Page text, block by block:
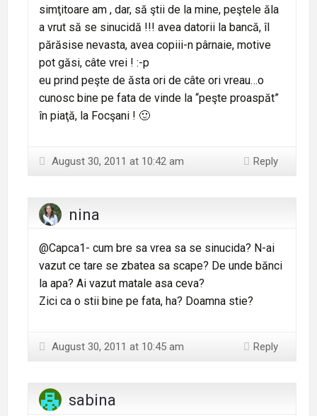
simţitoare am , dar, să ştii de la mine, peştele ăla
a vrut să se sinucidă !!! avea datorii la bancă, îl
părăsise nevasta, avea copiii-n pârnaie, motive
pot găsi, câte vrei ! :-p
eu prind peşte de ăsta ori de câte ori vreau…o
cunosc bine pe fata de vinde la “peşte proaspăt”
în piaţă, la Focşani ! 🙂
August 30, 2011 at 10:42 am Reply
nina
@Capca1- cum bre sa vrea sa se sinucida? N-ai
vazut ce tare se zbatea sa scape? De unde bănci
la apa? Ai vazut matale asa ceva?
Zici ca o stii bine pe fata, ha? Doamna stie?
August 30, 2011 at 10:45 am Reply
sabina